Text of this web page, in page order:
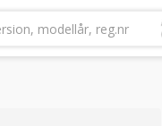
modellår, reg.nr